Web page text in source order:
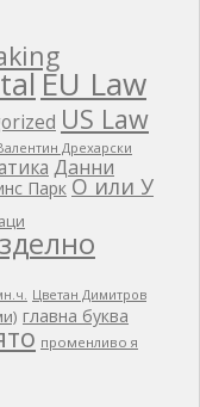
EU Law
US Law
Дрехарски
Данни
Парк О или У
Цветан Димитров
главна буква
променливо я